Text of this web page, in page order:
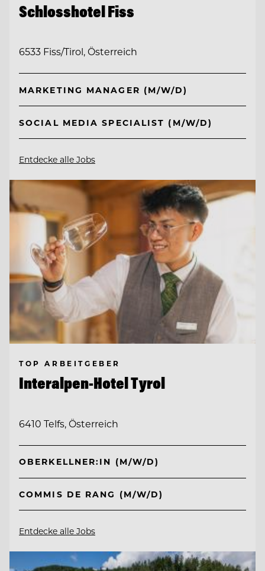
Schlosshotel Fiss
6533 Fiss/Tirol, Österreich
MARKETING MANAGER (M/W/D)
SOCIAL MEDIA SPECIALIST (M/W/D)
Entdecke alle Jobs
TOP ARBEITGEBER
Interalpen-Hotel Tyrol
6410 Telfs, Österreich
OBERKELLNER:IN (M/W/D)
COMMIS DE RANG (M/W/D)
Entdecke alle Jobs